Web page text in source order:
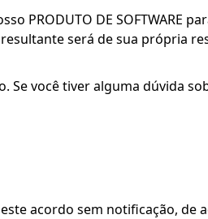
PRODUTO DE SOFTWARE
será de sua própria
Se você tiver alguma dúvida
acordo sem notificação,